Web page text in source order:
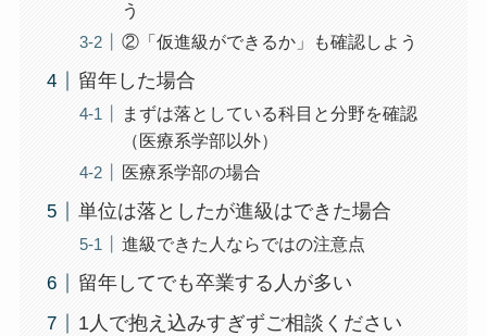
う
②「仮進級ができるか」も確認しよう
留年した場合
まずは落としている科目と分野を確認
（医療系学部以外）
医療系学部の場合
単位は落としたが進級はできた場合
進級できた人ならではの注意点
留年してでも卒業する人が多い
1人で抱え込みすぎずご相談ください